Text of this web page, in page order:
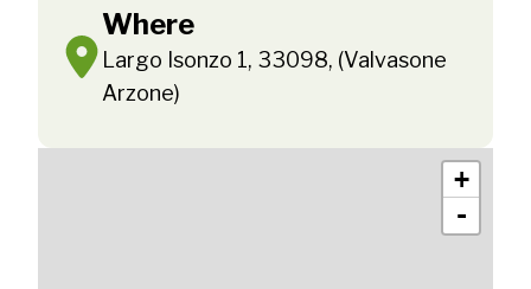
Where
Largo Isonzo 1, 33098, (Valvasone
Arzone)
+
-